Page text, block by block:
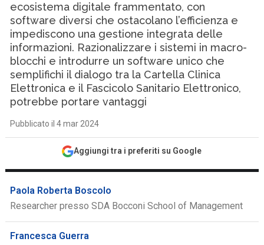
ecosistema digitale frammentato, con
software diversi che ostacolano l’efficienza e
impediscono una gestione integrata delle
informazioni. Razionalizzare i sistemi in macro-
blocchi e introdurre un software unico che
semplifichi il dialogo tra la Cartella Clinica
Elettronica e il Fascicolo Sanitario Elettronico,
potrebbe portare vantaggi
Pubblicato il 4 mar 2024
Aggiungi tra i preferiti su Google
Paola Roberta Boscolo
Researcher presso SDA Bocconi School of Management
Francesca Guerra